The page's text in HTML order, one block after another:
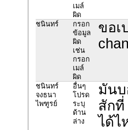
เมล์
ผิด
ชนินทร์
กรอก
ข้อมูล
ผิด
เช่น
กรอก
เมล์
ผิด
ขอเ
ชนินทร์
จงธนา
ไพฑูรย์
อื่นๆ
โปรด
ระบุ
ด้าน
ล่าง
มันบ
สักที่
ได้ไ